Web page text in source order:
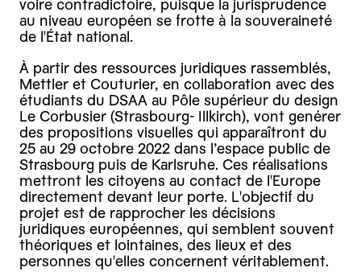
voire contradictoire, puisque la jurisprudence
au niveau européen se frotte à la souveraineté
de l'État national.
À partir des ressources juridiques rassemblés,
Mettler et Couturier, en collaboration avec des
étudiants du DSAA au Pôle supérieur du design
Le Corbusier (Strasbourg- Illkirch), vont genérer
des propositions visuelles qui apparaîtront du
25 au 29 octobre 2022 dans l’espace public de
Strasbourg puis de Karlsruhe. Ces réalisations
mettront les citoyens au contact de l'Europe
directement devant leur porte. L'objectif du
projet est de rapprocher les décisions
juridiques européennes, qui semblent souvent
théoriques et lointaines, des lieux et des
personnes qu'elles concernent véritablement.